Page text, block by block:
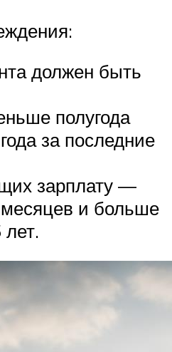
должен быть
полугода
за последние
зарплату —
и больше
лет.